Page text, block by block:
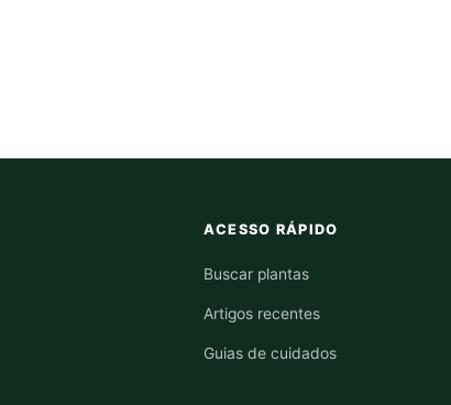
ACESSO RÁPIDO
Buscar plantas
Artigos recentes
Guias de cuidados